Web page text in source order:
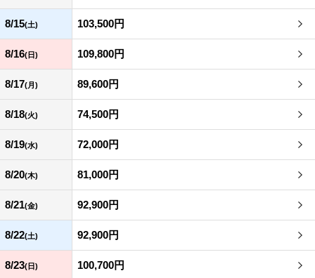
8/15(土) 103,500円
8/16(日) 109,800円
8/17(月) 89,600円
8/18(火) 74,500円
8/19(水) 72,000円
8/20(木) 81,000円
8/21(金) 92,900円
8/22(土) 92,900円
8/23(日) 100,700円